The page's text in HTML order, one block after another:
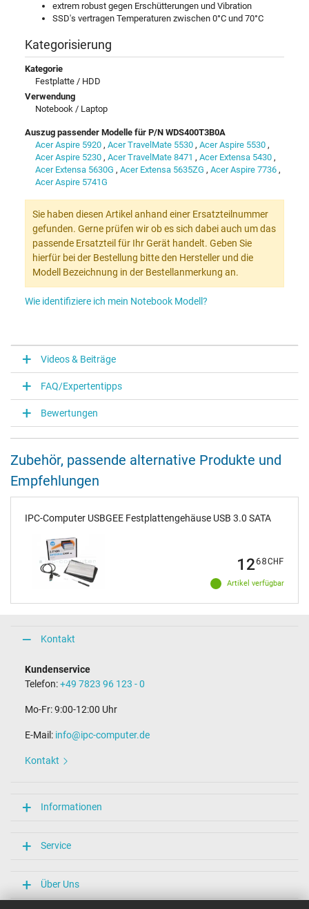
extrem robust gegen Erschütterungen und Vibration
SSD's vertragen Temperaturen zwischen 0°C und 70°C
Kategorisierung
Kategorie
Festplatte / HDD
Verwendung
Notebook / Laptop
Auszug passender Modelle für P/N WDS400T3B0A
Acer Aspire 5920 , Acer TravelMate 5530 , Acer Aspire 5530 ,
Acer Aspire 5230 , Acer TravelMate 8471 , Acer Extensa 5430 ,
Acer Extensa 5630G , Acer Extensa 5635ZG , Acer Aspire 7736 ,
Acer Aspire 5741G
Sie haben diesen Artikel anhand einer Ersatzteilnummer
gefunden. Gerne prüfen wir ob es sich dabei auch um das
passende Ersatzteil für Ihr Gerät handelt. Geben Sie
hierfür bei der Bestellung bitte den Hersteller und die
Modell Bezeichnung in der Bestellanmerkung an.
Wie identifiziere ich mein Notebook Modell?
Videos & Beiträge
FAQ/Expertentipps
Bewertungen
Zubehör, passende alternative Produkte und
Empfehlungen
IPC-Computer USBGEE Festplattengehäuse USB 3.0 SATA
Artikel verfügbar
1268CHF
Kontakt
Kundenservice
Telefon:+49 7823 96 123 - 0
Mo-Fr: 9:00-12:00 Uhr
E-Mail: info@ipc-computer.de
Kontakt
Informationen
Service
Über Uns